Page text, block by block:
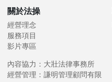
關於法操
經營理念
服務項目
影片專區
內容協力：大壯法律事務所
經營管理：謙明管理顧問有限